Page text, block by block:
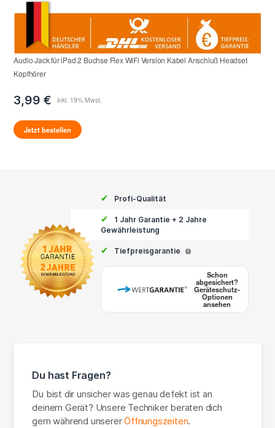
Audio Jack für iPad 2 Buchse Flex WiFi Version Kabel Anschluß Headset
Kopfhörer
3,99 €
Jetzt bestellen
✔ Profi-Qualität
✔
1 Jahr Garantie + 2 Jahre
Gewährleistung
✔ Tiefpreisgarantie i
Schon
abgesichert?
Geräteschutz-
Optionen
ansehen
Du hast Fragen?
Du bist dir unsicher was genau defekt ist an
deinem Gerät? Unsere Techniker beraten dich
gern während unsererÖffnungszeiten.